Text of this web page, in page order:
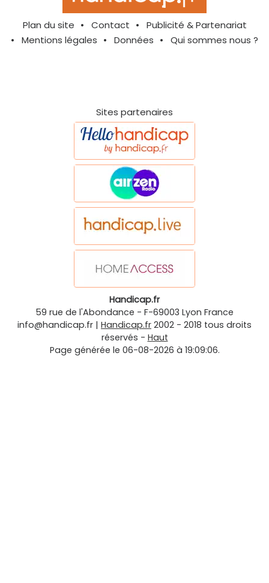
Plan du site Contact
Publicité & Partenariat
Mentions légales
Données Qui sommes nous ?
Sites partenaires
Handicap.fr
59 rue de l'Abondance - F-69003 Lyon France
info@handicap.fr | Handicap.fr 2002 - 2018 tous droits
réservés - Haut
Page générée le 06-08-2026 à 19:09:06.